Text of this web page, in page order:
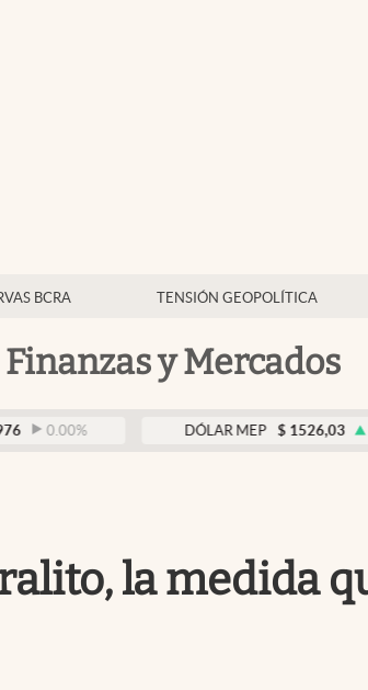
BCRA TENSIÓN GEOPOLÍTICA
Finanzas y Mercados
% DÓLAR MEP $ 1526,03 0.43%
la medida